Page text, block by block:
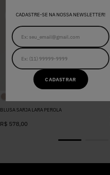
CADASTRE-SE NA NOSSA NEWSLETTER!
CADASTRAR
BLUSA SARJA LARA PEROLA
R$ 578,00